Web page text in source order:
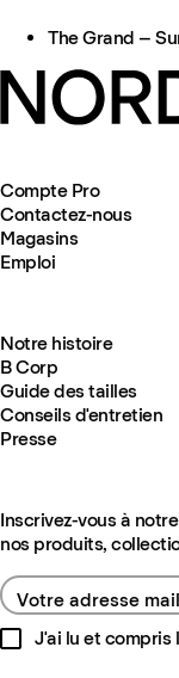
The Grand –
Compte Pro
Contactez-nous
Magasins
Emploi
Notre histoire
B Corp
Guide des tailles
Conseils d'entretien
Presse
Inscrivez-vous à
nos produits,
Votre adresse mail
J'ai lu et compris